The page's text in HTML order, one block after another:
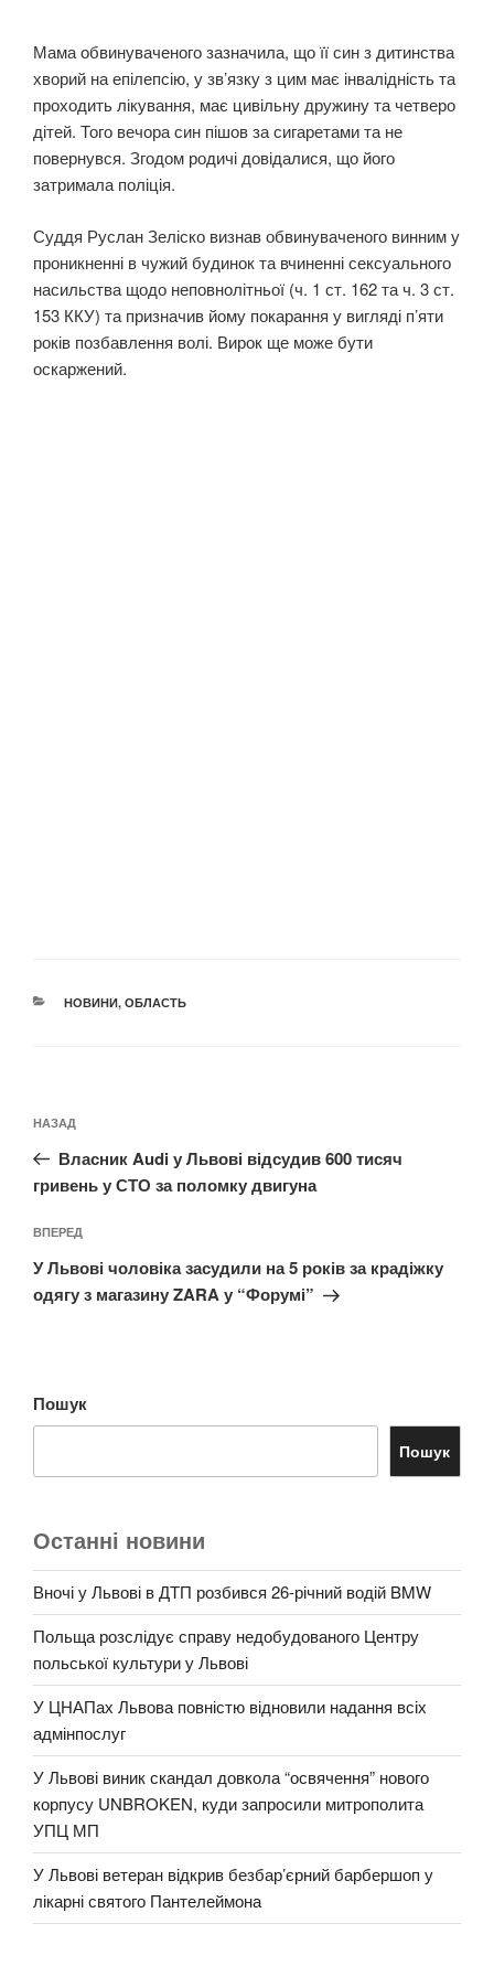
Мама обвинуваченого зазначила, що її син з дитинства
хворий на епілепсію, у зв’язку з цим має інвалідність та
проходить лікування, має цивільну дружину та четверо
дітей. Того вечора син пішов за сигаретами та не
повернувся. Згодом родичі довідалися, що його
затримала поліція.
Суддя Руслан Зеліско визнав обвинуваченого винним у
проникненні в чужий будинок та вчиненні сексуального
насильства щодо неповнолітньої (ч. 1 ст. 162 та ч. 3 ст.
153 ККУ) та призначив йому покарання у вигляді п’яти
років позбавлення волі. Вирок ще може бути
оскаржений.
КАТЕГОРІЇ
НОВИНИ, ОБЛАСТЬ
записів
Попередній
запис:
НАЗАД
Власник Audi у Львові відсудив 600 тисяч
гривень у СТО за поломку двигуна
Наступний
запис
ВПЕРЕД
У Львові чоловіка засудили на 5 років за крадіжку
одягу з магазину ZARA у “Форумі”
Пошук
Пошук
Останні новини
Вночі у Львові в ДТП розбився 26-річний водій BMW
Польща розслідує справу недобудованого Центру
польської культури у Львові
У ЦНАПах Львова повністю відновили надання всіх
адмінпослуг
У Львові виник скандал довкола “освячення” нового
корпусу UNBROKEN, куди запросили митрополита
УПЦ МП
У Львові ветеран відкрив безбар’єрний барбершоп у
лікарні святого Пантелеймона